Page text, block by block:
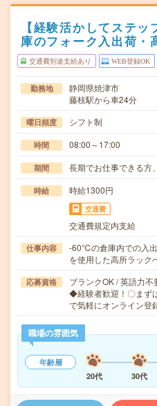
【経験活かしてステ
庫のフォーク入出荷・
交通費別途支給あり WEB登録OK
勤務地
静岡県焼津市
藤枝駅から車24分
曜日頻度 シフト制
時間 08:00～17:00
期間 長期でお仕事できる方
時給 時給1300円
交通費
交通費規定内支給
仕事内容
-60℃の倉庫内での入
を使用した高所ラッ
応募資格
ブランクOK / 英語力不
◆経験者歓迎！〇まず
で気軽にオンライン
職場の雰囲気
年齢層
20代
30代